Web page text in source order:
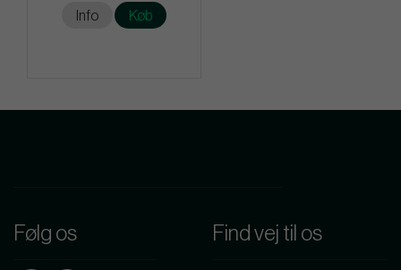
Info Køb
Følg os Find vej til os